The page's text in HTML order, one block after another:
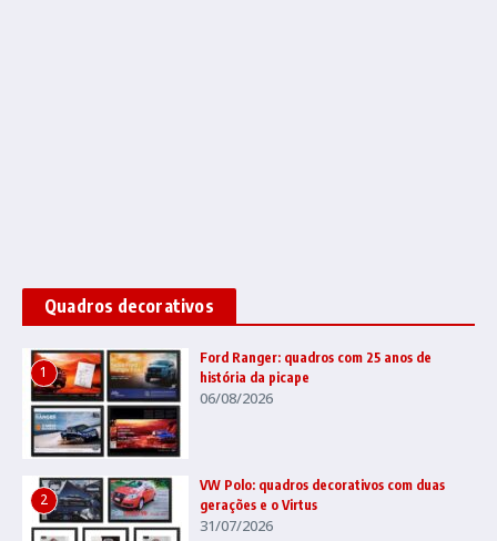
Quadros decorativos
1
Ford Ranger: quadros com 25 anos de
história da picape
06/08/2026
2
VW Polo: quadros decorativos com duas
gerações e o Virtus
31/07/2026